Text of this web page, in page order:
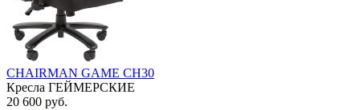
CHAIRMAN GAME CH30
Кресла ГЕЙМЕРСКИЕ
20 600 руб.